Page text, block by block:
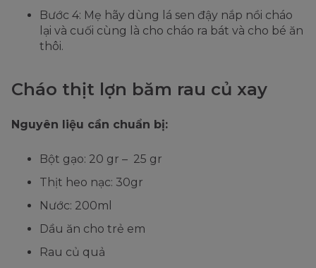
Bước 4: Mẹ hãy dùng lá sen đậy nắp nồi cháo
lại và cuối cùng là cho cháo ra bát và cho bé ăn
thôi.
Cháo thịt lợn băm rau củ xay
Nguyên liệu cần chuẩn bị:
Bột gạo: 20 gr – 25 gr
Thịt heo nạc: 30gr
Nước: 200ml
Dầu ăn cho trẻ em
Rau củ quả